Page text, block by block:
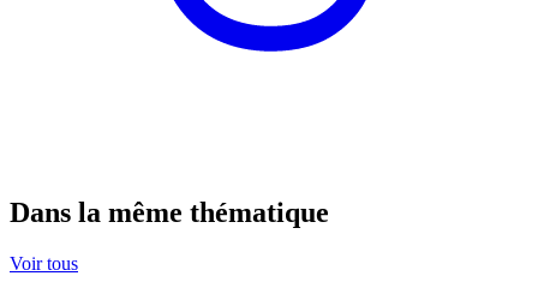
Dans la même thématique
Voir tous